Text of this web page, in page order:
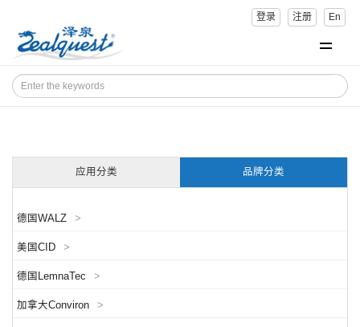
登录 注册 En
应用分类 品牌分类
德国WALZ >
美国CID >
德国LemnaTec >
加拿大Conviron >